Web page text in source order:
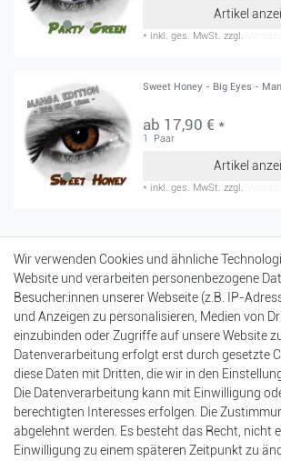
Artikel
* inkl. ges. MwSt. zzgl.
Sweet Honey - Big Eyes -
ab 17,90 € *
1 Paar
Artikel
* inkl. ges. MwSt. zzgl.
Login
Registrierung
Warenkorb
Kasse
Einkaufen
Versandarten & -kosten
Zahlungsarten
Bankdaten
Batterieentsorgung
Wir verwenden Cookies und ähnliche
Website und verarbeiten personenbezogene
Besucher:innen unserer Webseite (z.B. IP-
und Anzeigen zu personalisieren, Medien von
einzubinden oder Zugriffe auf unsere Website
Datenverarbeitung erfolgt erst durch gesetzte
diese Daten mit Dritten, die wir in den
Die Datenverarbeitung kann mit Einwilligung
berechtigten Interesses erfolgen. Die
abgelehnt werden. Es besteht das Recht, nicht
Einwilligung zu einem späteren Zeitpunkt zu